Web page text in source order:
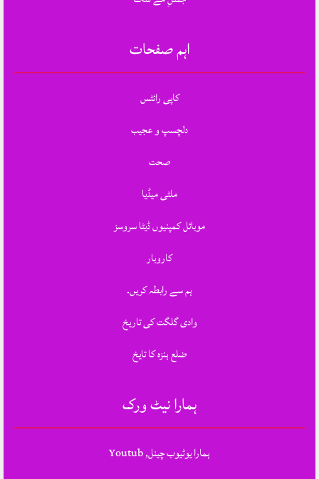
اہم صفحات
کاپی رائٹس
دلچسپ و عجیب
صحت
ملٹی میڈیا
موبائل کمپنیوں ڈیٹا سروسز
کاروبار
ہم سے رابطہ کریں.
وادی گلگت کی تاریخ
ضلع ہنزہ کا تایخ
ہمارا نیٹ ورک
ہمارا یوٹیوب چینل, Youtub